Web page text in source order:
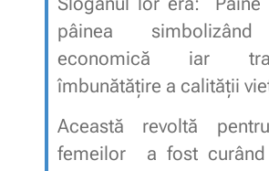
pâinea simbolizând
economică iar
îmbunătăţire a calităţii
Această revoltă
femeilor a fost curând